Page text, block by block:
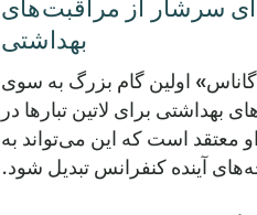
سرشار از مراقبت‌های
بهداشتی
گاناس» اولین گام بزرگ به سوی
بهداشتی برای لاتین تبارها در
است که این می‌تواند به
آینده کنفرانس تبدیل شود.